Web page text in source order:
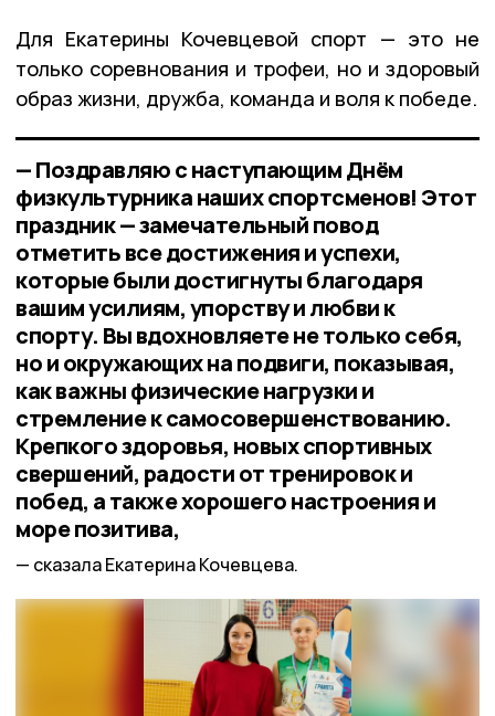
Для Екатерины Кочевцевой спорт — это не
только соревнования и трофеи, но и здоровый
образ жизни, дружба, команда и воля к победе.
— Поздравляю с наступающим Днём
физкультурника наших спортсменов! Этот
праздник — замечательный повод
отметить все достижения и успехи,
которые были достигнуты благодаря
вашим усилиям, упорству и любви к
спорту. Вы вдохновляете не только себя,
но и окружающих на подвиги, показывая,
как важны физические нагрузки и
стремление к самосовершенствованию.
Крепкого здоровья, новых спортивных
свершений, радости от тренировок и
побед, а также хорошего настроения и
море позитива,
сказала Екатерина Кочевцева.